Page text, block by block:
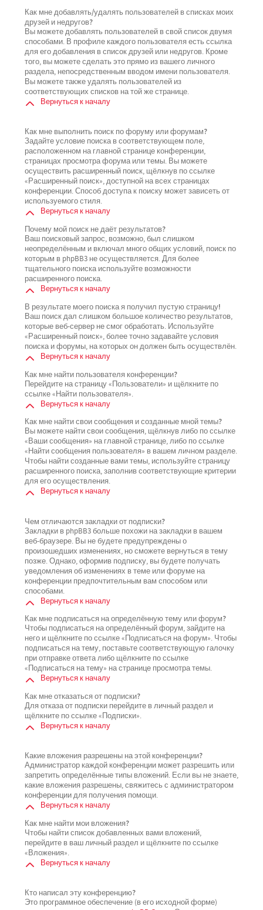
Как мне добавлять/удалять пользователей в списках моих
друзей и недругов?
Вы можете добавлять пользователей в свой список двумя
способами. В профиле каждого пользователя есть ссылка
для его добавления в список друзей или недругов. Кроме
того, вы можете сделать это прямо из вашего личного
раздела, непосредственным вводом имени пользователя.
Вы можете также удалять пользователей из
соответствующих списков на той же странице.
Вернуться к началу
Как мне выполнить поиск по форуму или форумам?
Задайте условие поиска в соответствующем поле,
расположенном на главной странице конференции,
страницах просмотра форума или темы. Вы можете
осуществить расширенный поиск, щёлкнув по ссылке
«Расширенный поиск», доступной на всех страницах
конференции. Способ доступа к поиску может зависеть от
используемого стиля.
Вернуться к началу
Почему мой поиск не даёт результатов?
Ваш поисковый запрос, возможно, был слишком
неопределённым и включал много общих условий, поиск по
которым в phpBB3 не осуществляется. Для более
тщательного поиска используйте возможности
расширенного поиска.
Вернуться к началу
В результате моего поиска я получил пустую страницу!
Ваш поиск дал слишком большое количество результатов,
которые веб-сервер не смог обработать. Используйте
«Расширенный поиск», более точно задавайте условия
поиска и форумы, на которых он должен быть осуществлён.
Вернуться к началу
Как мне найти пользователя конференции?
Перейдите на страницу «Пользователи» и щёлкните по
ссылке «Найти пользователя».
Вернуться к началу
Как мне найти свои сообщения и созданные мной темы?
Вы можете найти свои сообщения, щёлкнув либо по ссылке
«Ваши сообщения» на главной странице, либо по ссылке
«Найти сообщения пользователя» в вашем личном разделе.
Чтобы найти созданные вами темы, используйте страницу
расширенного поиска, заполнив соответствующие критерии
для его осуществления.
Вернуться к началу
Чем отличаются закладки от подписки?
Закладки в phpBB3 больше похожи на закладки в вашем
веб-браузере. Вы не будете предупреждены о
произошедших изменениях, но сможете вернуться в тему
позже. Однако, оформив подписку, вы будете получать
уведомления об изменениях в теме или форуме на
конференции предпочтительным вам способом или
способами.
Вернуться к началу
Как мне подписаться на определённую тему или форум?
Чтобы подписаться на определённый форум, зайдите на
него и щёлкните по ссылке «Подписаться на форум». Чтобы
подписаться на тему, поставьте соответствующую галочку
при отправке ответа либо щёлкните по ссылке
«Подписаться на тему» на странице просмотра темы.
Вернуться к началу
Как мне отказаться от подписки?
Для отказа от подписки перейдите в личный раздел и
щёлкните по ссылке «Подписки».
Вернуться к началу
Какие вложения разрешены на этой конференции?
Администратор каждой конференции может разрешить или
запретить определённые типы вложений. Если вы не знаете,
какие вложения разрешены, свяжитесь с администратором
конференции для получения помощи.
Вернуться к началу
Как мне найти мои вложения?
Чтобы найти список добавленных вами вложений,
перейдите в ваш личный раздел и щёлкните по ссылке
«Вложения».
Вернуться к началу
Кто написал эту конференцию?
Это программное обеспечение (в его исходной форме)